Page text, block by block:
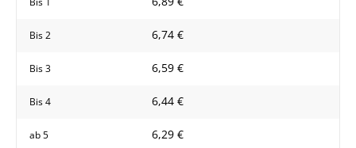
Bis2 6,74 €
Bis3 6,59 €
Bis4 6,44 €
ab5 6,29 €